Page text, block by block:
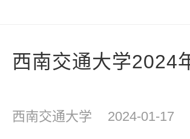
西南交通大学2024
西南交通大学 2024-01-17